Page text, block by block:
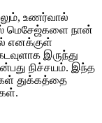
உணர்வால்
மெசேஜ்களை நான்
எனக்குள்
இருந்து
நிச்சயம். இந்த
துக்கத்தை